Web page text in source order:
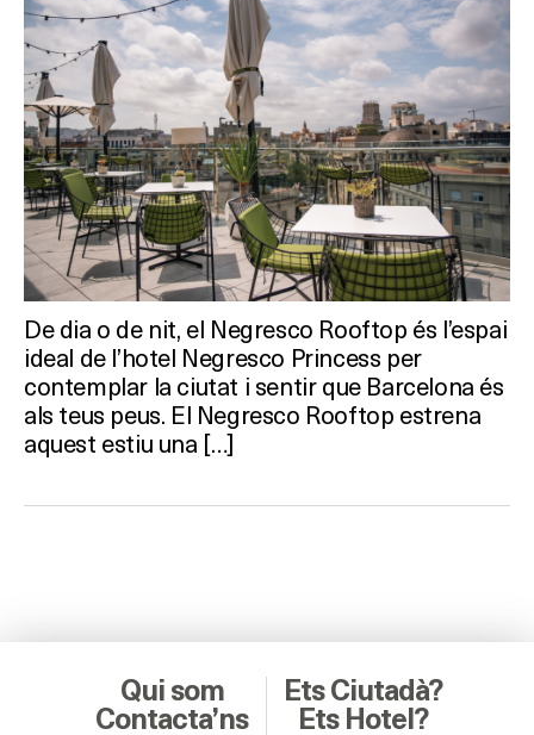
De dia o de nit, el Negresco Rooftop és l’espai
ideal de l’hotel Negresco Princess per
contemplar la ciutat i sentir que Barcelona és
als teus peus. El Negresco Rooftop estrena
aquest estiu una […]
Qui som
Contacta’ns
Ets Ciutadà?
Ets Hotel?